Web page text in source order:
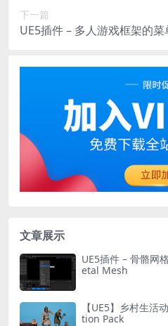
下一篇
UE5插件 – 多人游戏框架的
文章展示
UE5插件 – 骨骼网
etal Mesh
【UE5】乡村生
tion Pack